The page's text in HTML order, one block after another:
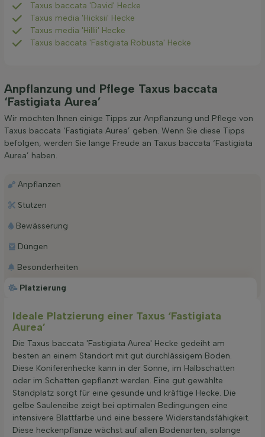
Taxus baccata 'David' Hecke
Taxus media 'Hicksii' Hecke
Taxus media 'Hillii' Hecke
Taxus baccata 'Fastigiata Robusta' Hecke
Anpflanzung und Pflege Taxus baccata
‘Fastigiata Aurea’
Wir möchten Ihnen einige Tipps zur Anpflanzung und Pflege von
Taxus baccata ‘Fastigiata Aurea’ geben. Wenn Sie diese Tipps
befolgen, werden Sie lange Freude an Taxus baccata ‘Fastigiata
Aurea’ haben.
Platzierung
Anpflanzen
Stutzen
Bewässerung
Düngen
Besonderheiten
Ideale Platzierung einer Taxus ‘Fastigiata
Aurea’
Die Taxus baccata 'Fastigiata Aurea' Hecke gedeiht am
besten an einem Standort mit gut durchlässigem Boden.
Diese Koniferenhecke kann in der Sonne, im Halbschatten
oder im Schatten gepflanzt werden. Eine gut gewählte
Standplatz sorgt für eine gesunde und kräftige Hecke. Die
gelbe Säuleneibe zeigt bei optimalen Bedingungen eine
intensivere Blattfarbe und eine bessere Widerstandsfähigkeit.
Diese heckenpflanze wächst auf allen Bodenarten, solange